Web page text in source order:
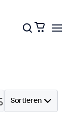
Sortieren